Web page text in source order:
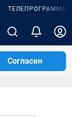
ТЕЛЕПРОГРАММА
Согласен